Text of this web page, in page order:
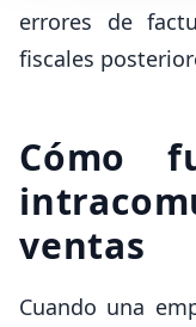
errores de
fiscales
Cómo
ventas
Cuando una